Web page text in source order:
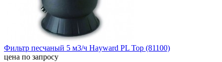
Фильтр песчаный 5 м3/ч Hayward PL Top (81100)
цена по запросу